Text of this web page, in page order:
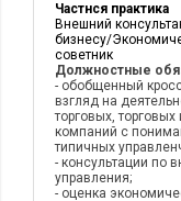
Частнся практика
Внешний
бизнесу/
советник
Должностные
- обобщенный
взгляд на
торговых,
компаний с
типичных
- консультации по
управления;
- оценка